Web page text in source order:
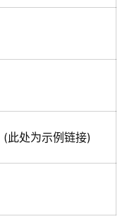
(此处为示例链接)